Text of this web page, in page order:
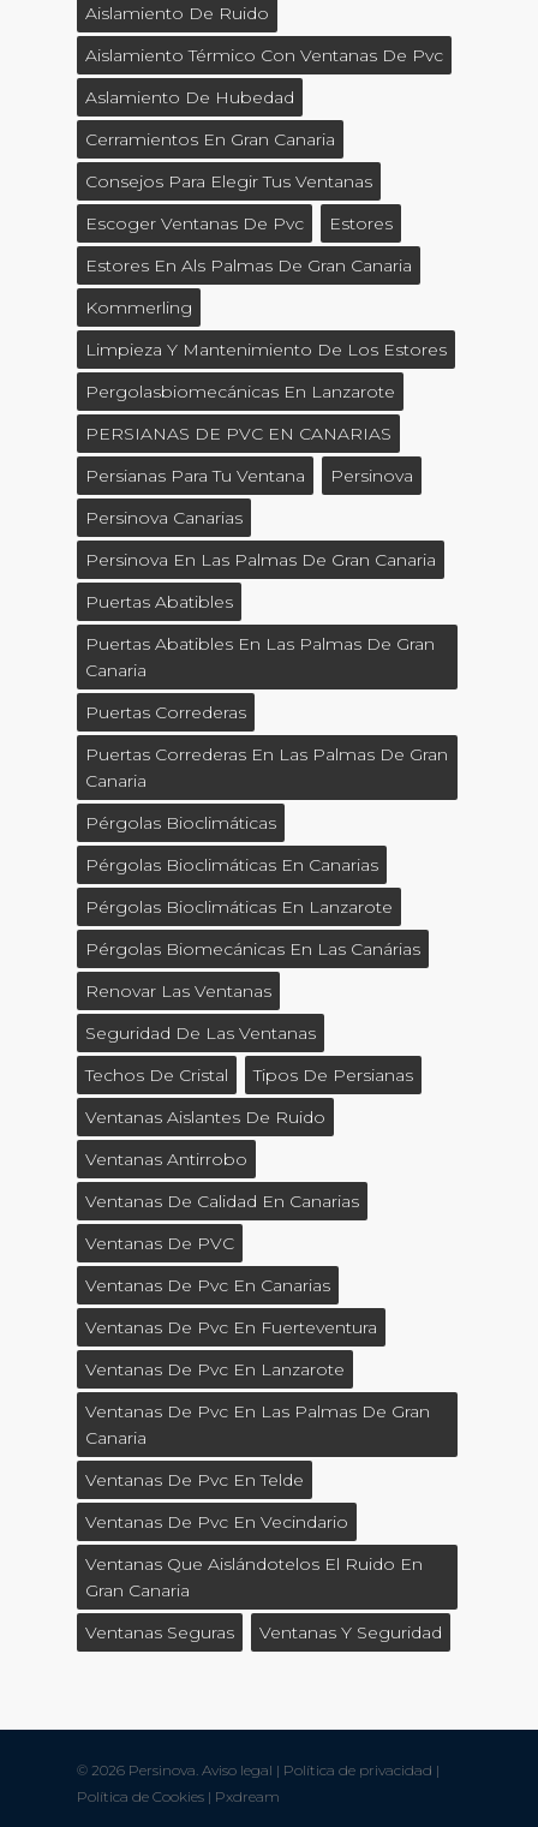
Aislamiento De Ruido
Aislamiento Térmico Con Ventanas De Pvc
Aslamiento De Hubedad
Cerramientos En Gran Canaria
Consejos Para Elegir Tus Ventanas
Escoger Ventanas De Pvc
Estores
Estores En Als Palmas De Gran Canaria
Kommerling
Limpieza Y Mantenimiento De Los Estores
Pergolasbiomecánicas En Lanzarote
PERSIANAS DE PVC EN CANARIAS
Persianas Para Tu Ventana
Persinova
Persinova Canarias
Persinova En Las Palmas De Gran Canaria
Puertas Abatibles
Puertas Abatibles En Las Palmas De Gran
Canaria
Puertas Correderas
Puertas Correderas En Las Palmas De Gran
Canaria
Pérgolas Bioclimáticas
Pérgolas Bioclimáticas En Canarias
Pérgolas Bioclimáticas En Lanzarote
Pérgolas Biomecánicas En Las Canárias
Renovar Las Ventanas
Seguridad De Las Ventanas
Techos De Cristal
Tipos De Persianas
Ventanas Aislantes De Ruido
Ventanas Antirrobo
Ventanas De Calidad En Canarias
Ventanas De PVC
Ventanas De Pvc En Canarias
Ventanas De Pvc En Fuerteventura
Ventanas De Pvc En Lanzarote
Ventanas De Pvc En Las Palmas De Gran
Canaria
Ventanas De Pvc En Telde
Ventanas De Pvc En Vecindario
Ventanas Que Aislándotelos El Ruido En
Gran Canaria
Ventanas Seguras
Ventanas Y Seguridad
© 2026 Persinova. Aviso legal | Política de privacidad |
Política de Cookies | Pxdream